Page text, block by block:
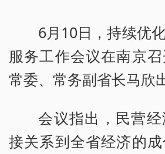
6月10日，持续优
服务工作会议在南京
常委、常务副省长马欣
会议指出，民营
接关系到全省经济的